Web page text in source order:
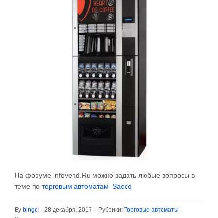
На форуме Infovend.Ru можно задать любые вопросы в
теме по торговым автоматам Saeco
By bingo | 28 декабря, 2017 | Рубрики: Торговые автоматы |